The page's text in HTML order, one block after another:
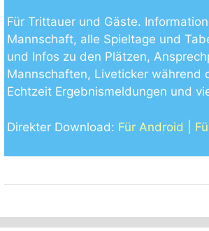
Für Trittauer und Gäste.
Mannschaft, alle Spieltage und
und Infos zu den Plätzen,
Mannschaften, Liveticker während
Echtzeit Ergebnismeldungen und
Direkter Download: Für Android